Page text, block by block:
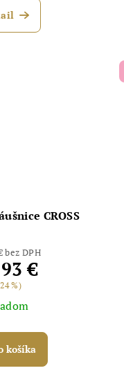
CROSS
bez DPH
€
%)
košíka